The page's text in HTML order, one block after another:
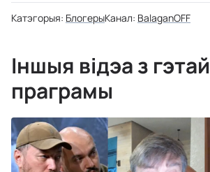
Катэгорыя: БлогерыКанал: BalaganOFF
Іншыя відэа з гэтай
праграмы